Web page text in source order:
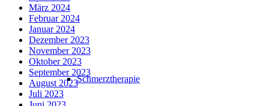
Schmerztherapie
März 2024
Februar 2024
Januar 2024
Dezember 2023
November 2023
Oktober 2023
September 2023
August 2023
Juli 2023